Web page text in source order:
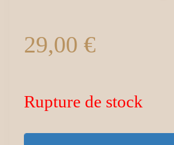
29,00 €
Rupture de stock